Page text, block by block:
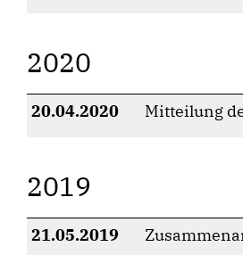
2020
20.04.2020 Mitteilung
2019
21.05.2019